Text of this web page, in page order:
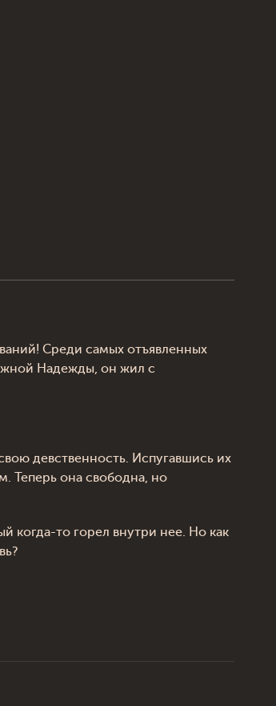
Среди самых отъявленных
Надежды, он жил с
девственность. Испугавшись их
Теперь она свободна, но
когда-то горел внутри нее. Но как